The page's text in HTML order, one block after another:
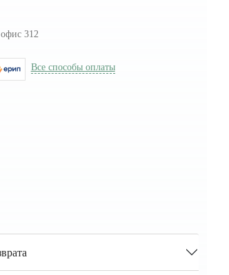
312
Все способы оплаты